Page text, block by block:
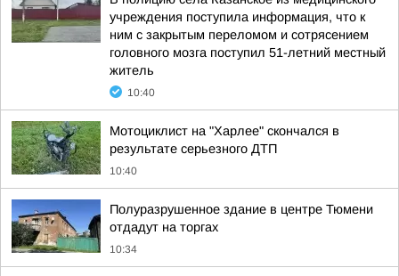
учреждения поступила информация, что к
ним с закрытым переломом и сотрясением
головного мозга поступил 51-летний местный
житель
10:40
Мотоциклист на "Харлее" скончался в
результате серьезного ДТП
10:40
Полуразрушенное здание в центре Тюмени
отдадут на торгах
10:34